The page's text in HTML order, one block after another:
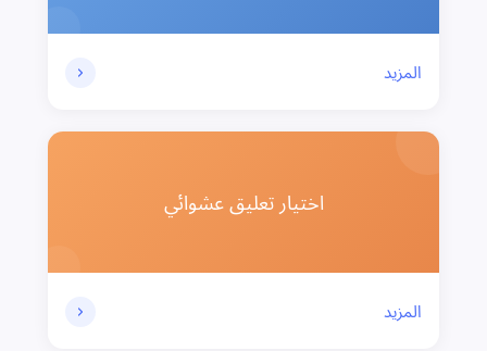
المزيد
اختيار تعليق عشوائي
المزيد